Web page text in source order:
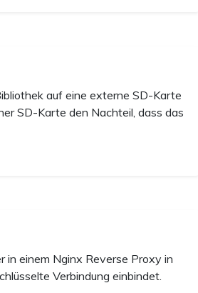
auf eine externe SD-Karte
SD-Karte den Nachteil, dass das
in einem Nginx Reverse Proxy in
Verbindung einbindet.